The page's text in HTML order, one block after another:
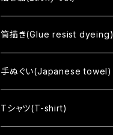
間 - HAZAMA -
circle
Soso
筒描き(Glue resist dyeing)
手ぬぐい(Japanese towel)
Tシャツ(T-shirt)